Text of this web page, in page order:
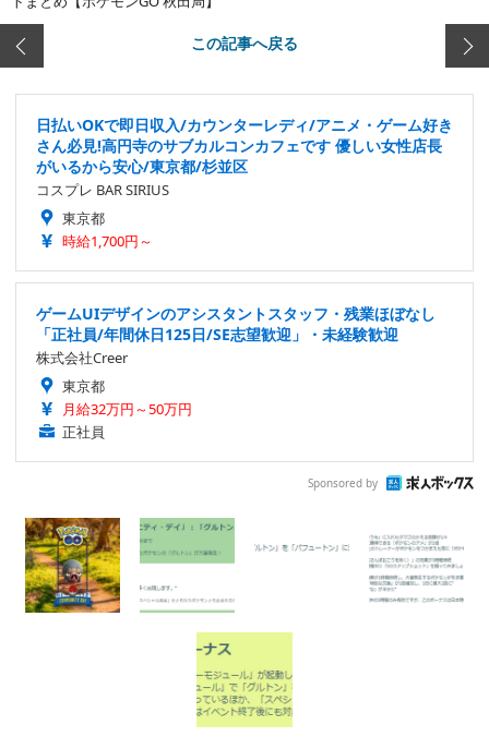
この記事へ戻る
日払いOKで即日収入/カウンターレディ/アニメ・ゲーム好き
さん必見!高円寺のサブカルコンカフェです 優しい女性店長
がいるから安心/東京都/杉並区
コスプレ BAR SIRIUS
東京都
時給1,700円～
ゲームUIデザインのアシスタントスタッフ・残業ほぼなし
「正社員/年間休日125日/SE志望歓迎」・未経験歓迎
株式会社Creer
東京都
月給32万円～50万円
正社員
Sponsored by